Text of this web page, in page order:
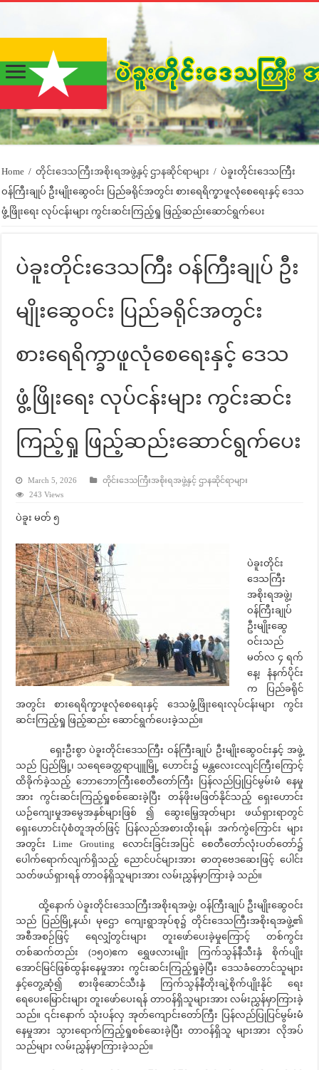
Home / တိုင်းဒေသကြီးအစိုးရအဖွဲ့နှင့် ဌာနဆိုင်ရာများ / ပဲခူးတိုင်းဒေသကြီး
ဝန်ကြီးချုပ် ဦးမျိုးဆွေဝင်း ပြည်ခရိုင်အတွင်း စားရေရိက္ခာဖူလုံစေရေးနှင့် ဒေသ
ဖွံ့ဖြိုးရေး လုပ်ငန်းများ ကွင်းဆင်းကြည့်ရှု ဖြည့်ဆည်းဆောင်ရွက်ပေး
ပဲခူးတိုင်းဒေသကြီး ဝန်ကြီးချုပ် ဦး
မျိုးဆွေဝင်း ပြည်ခရိုင်အတွင်း
စားရေရိက္ခာဖူလုံစေရေးနှင့် ဒေသ
ဖွံ့ဖြိုးရေး လုပ်ငန်းများ ကွင်းဆင်း
ကြည့်ရှု ဖြည့်ဆည်းဆောင်ရွက်ပေး
March 5, 2026
တိုင်းဒေသကြီးအစိုးရအဖွဲ့နှင့် ဌာနဆိုင်ရာများ
243 Views
ပဲခူး မတ် ၅
ပဲခူးတိုင်း
ဒေသကြီး
အစိုးရအဖွဲ့၊
ဝန်ကြီးချုပ်
ဦးမျိုးဆွေ
ဝင်းသည်
မတ်လ ၄ ရက်
နေ့၊ နံနက်ပိုင်း
က ပြည်ခရိုင်
အတွင်း စားရေရိက္ခာဖူလုံစေရေးနှင့် ဒေသဖွံ့ဖြိုးရေးလုပ်ငန်းများ ကွင်း
ဆင်းကြည့်ရှု ဖြည့်ဆည်း ဆောင်ရွက်ပေးခဲ့သည်။
ရှေးဦးစွာ ပဲခူးတိုင်းဒေသကြီး ဝန်ကြီးချုပ် ဦးမျိုးဆွေဝင်းနှင့် အဖွဲ့
သည် ပြည်မြို့၊ သရေခေတ္တရာပျူမြို့ ဟောင်း၌ မန္တလေးငလျင်ကြီးကြောင့်
ထိခိုက်ခဲ့သည့် ဘောဘောကြီးစေတီတော်ကြီး ပြန်လည်ပြုပြင်မွမ်းမံ နေမှု
အား ကွင်းဆင်းကြည့်ရှုစစ်ဆေးခဲ့ပြီး တန်ဖိုးမဖြတ်နိုင်သည့် ရှေးဟောင်း
ယဉ်ကျေးမှုအမွေအနှစ်များဖြစ် ၍ ဆွေးမြေ့အုတ်များ ဖယ်ရှားရာတွင်
ရှေးဟောင်းပုံစံတူအုတ်ဖြင့် ပြန်လည်အစားထိုးရန်၊ အက်ကွဲကြောင်း များ
အတွင်း Lime Grouting လောင်းခြင်းအပြင် စေတီတော်လုံးပတ်တော်၌
ပေါက်ရောက်လျက်ရှိသည့် ညောင်ပင်များအား ဓာတုဗေဒဆေးဖြင့် ပေါင်း
သတ်ဖယ်ရှားရန် တာဝန်ရှိသူများအား လမ်းညွှန်မှာကြားခဲ့ သည်။
ထို့နောက် ပဲခူးတိုင်းဒေသကြီးအစိုးရအဖွဲ့၊ ဝန်ကြီးချုပ် ဦးမျိုးဆွေဝင်း
သည် ပြည်မြို့နယ်၊ မုဌော ကျေးရွာအုပ်စု၌ တိုင်းဒေသကြီးအစိုးရအဖွဲ့၏
အစီအစဉ်ဖြင့် ရေလျှံတွင်းများ တူးဖော်ပေးခဲ့မှုကြောင့် တစ်ကွင်း
တစ်ဆက်တည်း (၁၅၀)ဧက ရွှေဖလားမျိုး ကြက်သွန်နီသီးနှံ စိုက်ပျိုး
အောင်မြင်ဖြစ်ထွန်းနေမှုအား ကွင်းဆင်းကြည့်ရှုခဲ့ပြီး ဒေသခံတောင်သူများ
နှင့်တွေ့ဆုံ၍ စားဖိုဆောင်သီးနှံ ကြက်သွန်နီတိုးချဲ့စိုက်ပျိုးနိုင် ရေး
ရေပေးမြောင်းများ တူးဖော်ပေးရန် တာဝန်ရှိသူများအား လမ်းညွှန်မှာကြားခဲ့
သည်။ ၎င်းနောက် သုံးပန်လှ အုတ်ကျောင်းတော်ကြီး ပြန်လည်ပြုပြင်မွမ်းမံ
နေမှုအား သွားရောက်ကြည့်ရှုစစ်ဆေးခဲ့ပြီး တာဝန်ရှိသူ များအား လိုအပ်
သည်များ လမ်းညွှန်မှာကြားခဲ့သည်။